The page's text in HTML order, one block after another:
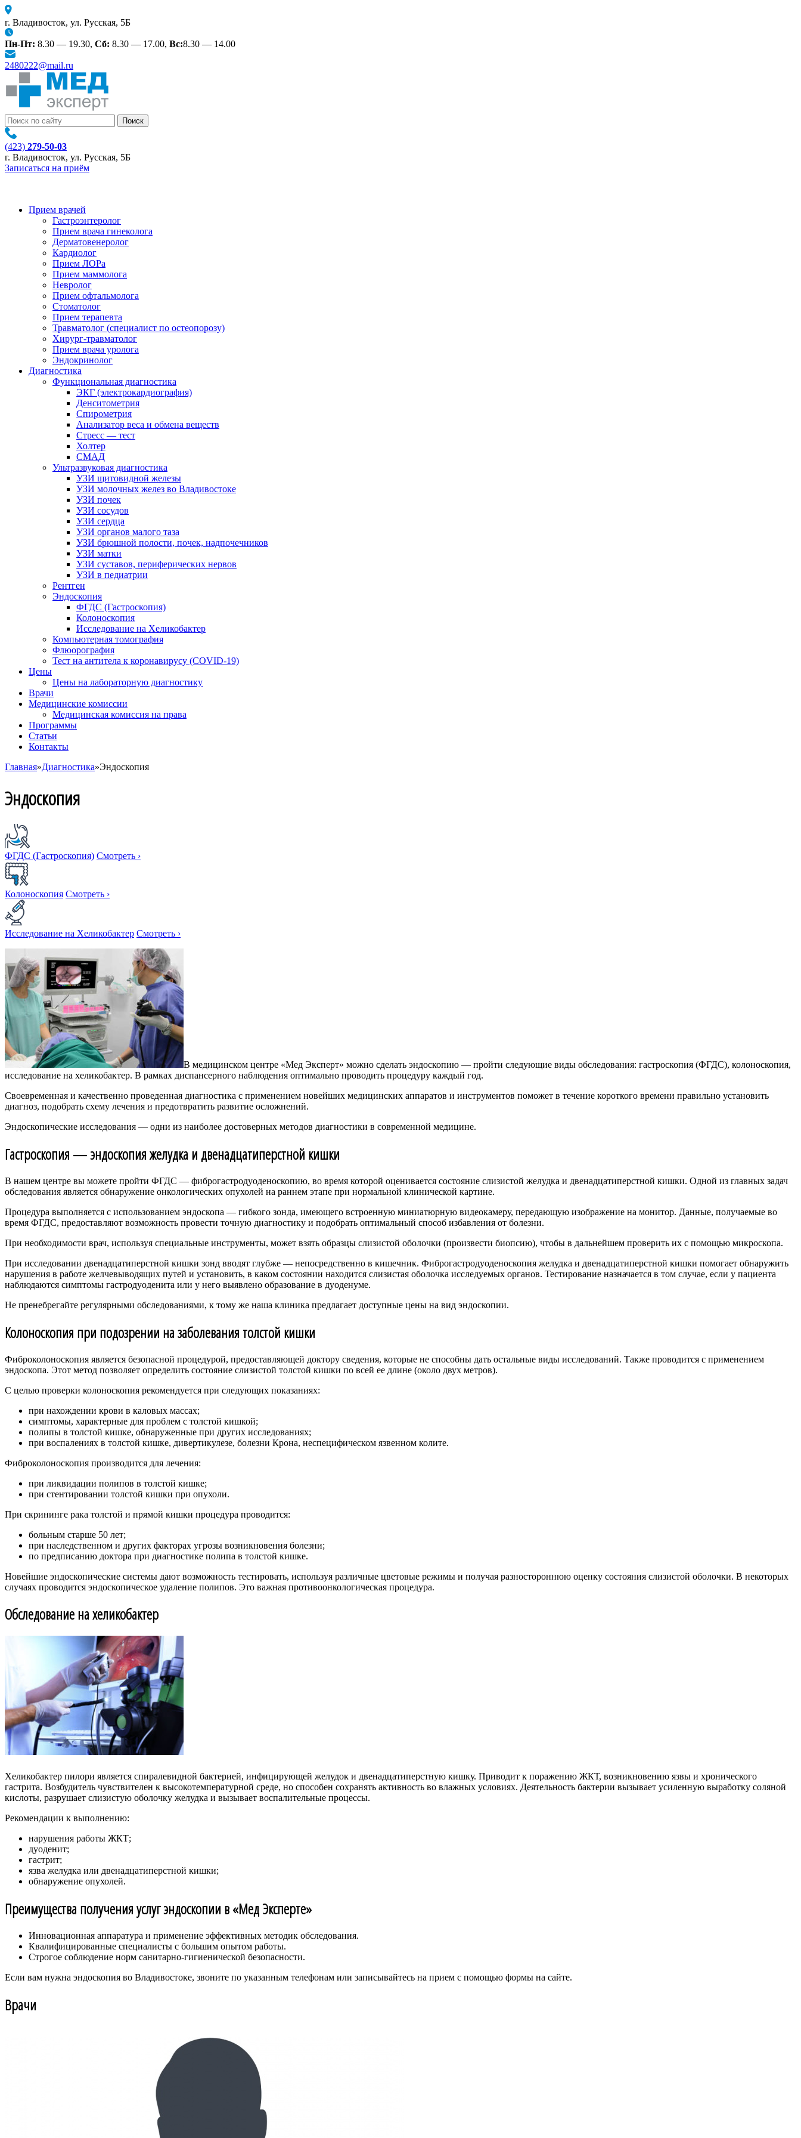
г. Владивосток, ул. Русская, 5Б
Пн-Пт: 8.30 — 19.30, Сб: 8.30 — 17.00, Вс:8.30 — 14.00
2480222@mail.ru
(423) 279-50-03
г. Владивосток, ул. Русская, 5Б
Записаться на приём
Прием врачей
Гастроэнтеролог
Прием врача гинеколога
Дерматовенеролог
Кардиолог
Прием ЛОРа
Прием маммолога
Невролог
Прием офтальмолога
Стоматолог
Прием терапевта
Травматолог (специалист по остеопорозу)
Хирург-травматолог
Прием врача уролога
Эндокринолог
Диагностика
Функциональная диагностика
ЭКГ (электрокардиография)
Денситометрия
Спирометрия
Анализатор веса и обмена веществ
Стресс — тест
Холтер
СМАД
Ультразвуковая диагностика
УЗИ щитовидной железы
УЗИ молочных желез во Владивостоке
УЗИ почек
УЗИ сосудов
УЗИ сердца
УЗИ органов малого таза
УЗИ брюшной полости, почек, надпочечников
УЗИ матки
УЗИ суставов, периферических нервов
УЗИ в педиатрии
Рентген
Эндоскопия
ФГДС (Гастроскопия)
Колоноскопия
Исследование на Хеликобактер
Компьютерная томография
Флюорография
Тест на антитела к коронавирусу (COVID-19)
Цены
Цены на лабораторную диагностику
Врачи
Медицинские комиссии
Медицинская комиссия на права
Программы
Статьи
Контакты
Главная»Диагностика»Эндоскопия
Эндоскопия
ФГДС (Гастроскопия) Смотреть ›
Колоноскопия Смотреть ›
Исследование на Хеликобактер Смотреть ›
В медицинском центре «Мед Эксперт» можно сделать эндоскопию — пройти следующие виды обследования: гастроскопия (ФГДС), колоноскопия,
исследование на хеликобактер. В рамках диспансерного наблюдения оптимально проводить процедуру каждый год.
Своевременная и качественно проведенная диагностика с применением новейших медицинских аппаратов и инструментов поможет в течение короткого времени правильно установить
диагноз, подобрать схему лечения и предотвратить развитие осложнений.
Эндоскопические исследования — одни из наиболее достоверных методов диагностики в современной медицине.
Гастроскопия — эндоскопия желудка и двенадцатиперстной кишки
В нашем центре вы можете пройти ФГДС — фиброгастродуоденоскопию, во время которой оценивается состояние слизистой желудка и двенадцатиперстной кишки. Одной из главных задач
обследования является обнаружение онкологических опухолей на раннем этапе при нормальной клинической картине.
Процедура выполняется с использованием эндоскопа — гибкого зонда, имеющего встроенную миниатюрную видеокамеру, передающую изображение на монитор. Данные, получаемые во
время ФГДС, предоставляют возможность провести точную диагностику и подобрать оптимальный способ избавления от болезни.
При необходимости врач, используя специальные инструменты, может взять образцы слизистой оболочки (произвести биопсию), чтобы в дальнейшем проверить их с помощью микроскопа.
При исследовании двенадцатиперстной кишки зонд вводят глубже — непосредственно в кишечник. Фиброгастродуоденоскопия желудка и двенадцатиперстной кишки помогает обнаружить
нарушения в работе желчевыводящих путей и установить, в каком состоянии находится слизистая оболочка исследуемых органов. Тестирование назначается в том случае, если у пациента
наблюдаются симптомы гастродуоденита или у него выявлено образование в дуоденуме.
Не пренебрегайте регулярными обследованиями, к тому же наша клиника предлагает доступные цены на вид эндоскопии.
Колоноскопия при подозрении на заболевания толстой кишки
Фиброколоноскопия является безопасной процедурой, предоставляющей доктору сведения, которые не способны дать остальные виды исследований. Также проводится с применением
эндоскопа. Этот метод позволяет определить состояние слизистой толстой кишки по всей ее длине (около двух метров).
С целью проверки колоноскопия рекомендуется при следующих показаниях:
при нахождении крови в каловых массах;
симптомы, характерные для проблем с толстой кишкой;
полипы в толстой кишке, обнаруженные при других исследованиях;
при воспалениях в толстой кишке, дивертикулезе, болезни Крона, неспецифическом язвенном колите.
Фиброколоноскопия производится для лечения:
при ликвидации полипов в толстой кишке;
при стентировании толстой кишки при опухоли.
При скрининге рака толстой и прямой кишки процедура проводится:
больным старше 50 лет;
при наследственном и других факторах угрозы возникновения болезни;
по предписанию доктора при диагностике полипа в толстой кишке.
Новейшие эндоскопические системы дают возможность тестировать, используя различные цветовые режимы и получая разностороннюю оценку состояния слизистой оболочки. В некоторых
случаях проводится эндоскопическое удаление полипов. Это важная противоонкологическая процедура.
Обследование на хеликобактер
Хеликобактер пилори является спиралевидной бактерией, инфицирующей желудок и двенадцатиперстную кишку. Приводит к поражению ЖКТ, возникновению язвы и хронического
гастрита. Возбудитель чувствителен к высокотемпературной среде, но способен сохранять активность во влажных условиях. Деятельность бактерии вызывает усиленную выработку соляной
кислоты, разрушает слизистую оболочку желудка и вызывает воспалительные процессы.
Рекомендации к выполнению:
нарушения работы ЖКТ;
дуоденит;
гастрит;
язва желудка или двенадцатиперстной кишки;
обнаружение опухолей.
Преимущества получения услуг эндоскопии в «Мед Эксперте»
Инновационная аппаратура и применение эффективных методик обследования.
Квалифицированные специалисты с большим опытом работы.
Строгое соблюдение норм санитарно-гигиенической безопасности.
Если вам нужна эндоскопия во Владивостоке, звоните по указанным телефонам или записывайтесь на прием с помощью формы на сайте.
Врачи